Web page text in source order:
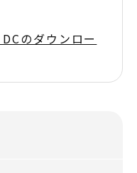
のダウンロー